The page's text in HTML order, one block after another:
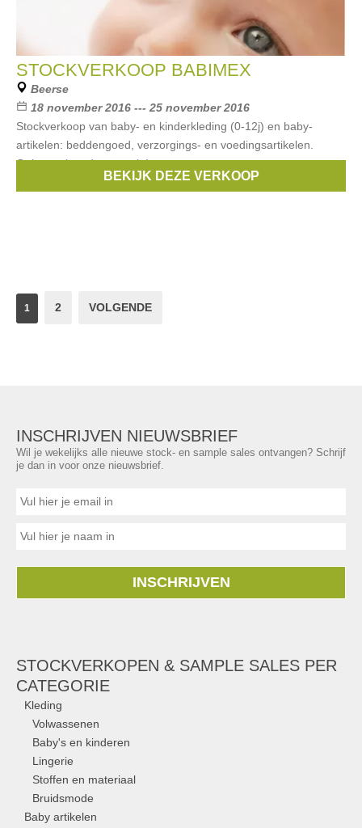
STOCKVERKOOP BABIMEX
Beerse
18 november 2016 --- 25 november 2016
Stockverkoop van baby- en kinderkleding (0-12j) en baby-
artikelen: beddengoed, verzorgings- en voedingsartikelen.
Ook speelgoed aanwezig!.
Doerak,Da-Da,Taf toys,Bébé-jou
BEKIJK DEZE VERKOOP
1 2 VOLGENDE
INSCHRIJVEN NIEUWSBRIEF
Wil je wekelijks alle nieuwe stock- en sample sales ontvangen? Schrijf
je dan in voor onze nieuwsbrief.
INSCHRIJVEN
STOCKVERKOPEN & SAMPLE SALES PER
CATEGORIE
Kleding
Volwassenen
Baby's en kinderen
Lingerie
Stoffen en materiaal
Bruidsmode
Baby artikelen